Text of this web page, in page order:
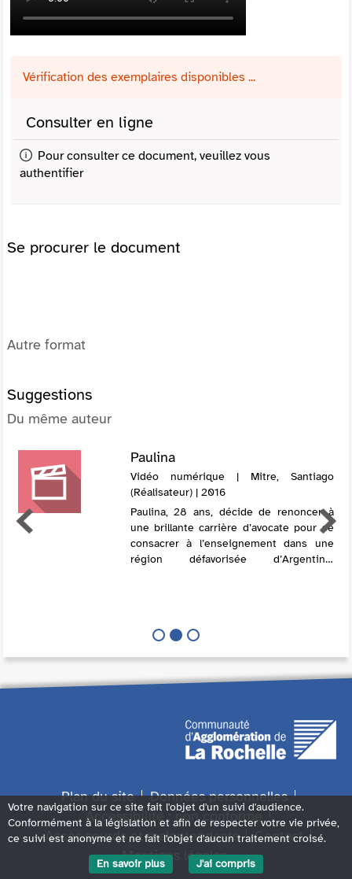
Vérification des exemplaires disponibles ...
Consulter en ligne
Pour consulter ce document, veuillez vous
authentifier
Se procurer le document
Autre format
Suggestions
Du même auteur
Paulina
Vidéo numérique | Mitre, Santiago
(Réalisateur) | 2016
Paulina, 28 ans, décide de renoncer à
une brillante carrière d’avocate pour se
consacrer à l’enseignement dans une
région défavorisée d’Argentine.
Plan du site
Données personnelles
Accessibilité : non conforme
Accès sourds et malentendants
Contact
Mentions légales
Votre navigation sur ce site fait l'objet d'un suivi d'audience.
Conformément à la législation et afin de respecter votre vie privée,
ce suivi est anonyme et ne fait l'objet d'aucun traitement croisé.
En savoir plus
J'ai compris